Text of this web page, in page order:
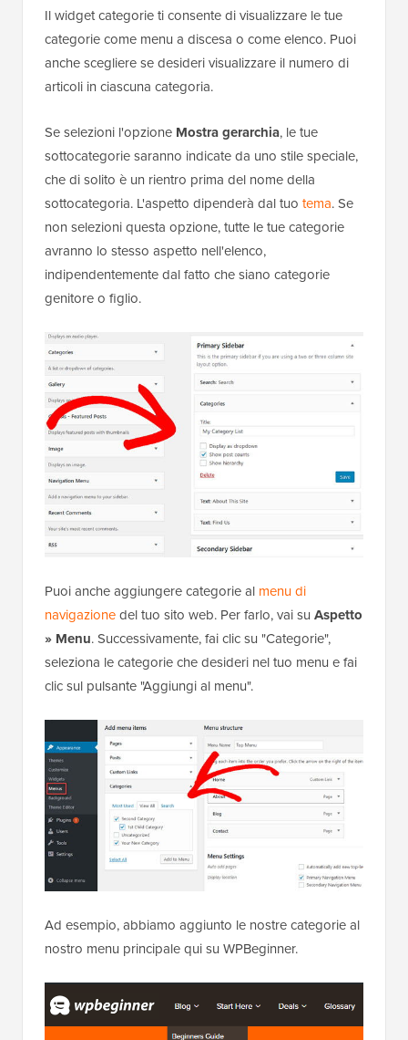
Il widget categorie ti consente di visualizzare le tue
categorie come menu a discesa o come elenco. Puoi
anche scegliere se desideri visualizzare il numero di
articoli in ciascuna categoria.
Se selezioni l'opzione Mostra gerarchia, le tue
sottocategorie saranno indicate da uno stile speciale,
che di solito è un rientro prima del nome della
sottocategoria. L'aspetto dipenderà dal tuo tema. Se
non selezioni questa opzione, tutte le tue categorie
avranno lo stesso aspetto nell'elenco,
indipendentemente dal fatto che siano categorie
genitore o figlio.
Puoi anche aggiungere categorie al menu di
navigazionedel tuo sito web. Per farlo, vai su Aspetto
» Menu. Successivamente, fai clic su "Categorie",
seleziona le categorie che desideri nel tuo menu e fai
clic sul pulsante "Aggiungi al menu".
Ad esempio, abbiamo aggiunto le nostre categorie al
nostro menu principale qui su WPBeginner.